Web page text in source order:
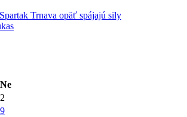
Trnava opäť spájajú sily
Ne
2
9